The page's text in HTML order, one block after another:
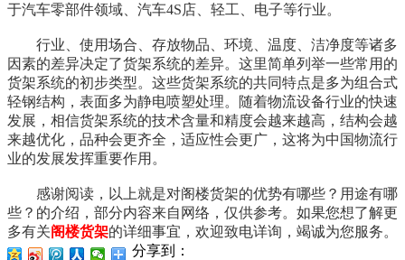
于汽车零部件领域、汽车4S店、轻工、电子等行业。
行业、使用场合、存放物品、环境、温度、洁净度等诸多
因素的差异决定了货架系统的差异。这里简单列举一些常用的
货架系统的初步类型。这些货架系统的共同特点是多为组合式
轻钢结构，表面多为静电喷塑处理。随着物流设备行业的快速
发展，相信货架系统的技术含量和精度会越来越高，结构会越
来越优化，品种会更齐全，适应性会更广，这将为中国物流行
业的发展发挥重要作用。
感谢阅读，以上就是对阁楼货架的优势有哪些？用途有哪
些？的介绍，部分内容来自网络，仅供参考。如果您想了解更
多有关阁楼货架的详细事宜，欢迎致电详询，竭诚为您服务。
分享到：